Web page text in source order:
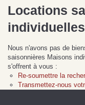
Procéder à des
d’isolation à
Sarthe pour booster
vente
Lire la suite
Locations
individuelles
Nous n'avons pas de
saisonnières Maisons
s'offrent à vous :
Re-soumettre la
Transmettez-nous